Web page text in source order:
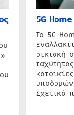
5G
Το 5G
οικιακή
Σχετικά